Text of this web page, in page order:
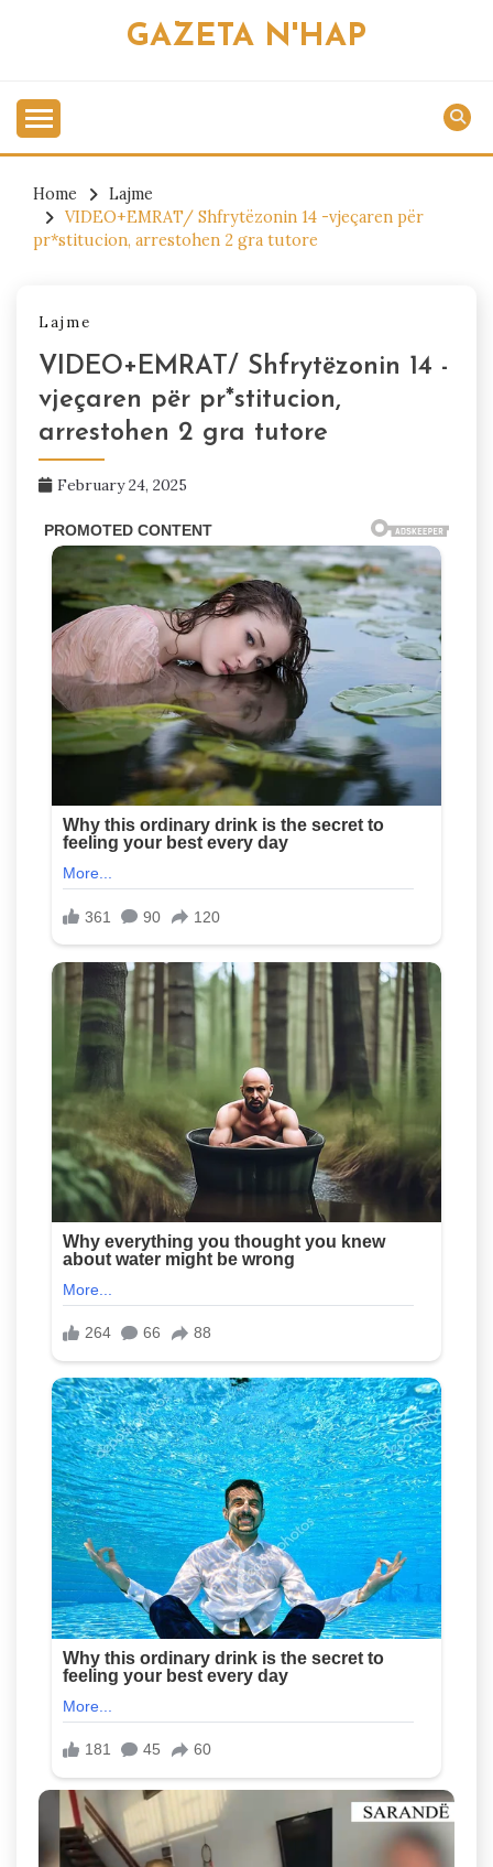
GAZETA N'HAP
Home
Lajme
VIDEO+EMRAT/ Shfrytëzonin 14 -vjeçaren për
pr*stitucion, arrestohen 2 gra tutore
Lajme
VIDEO+EMRAT/ Shfrytëzonin 14 -
vjeçaren për pr*stitucion,
arrestohen 2 gra tutore
February 24, 2025